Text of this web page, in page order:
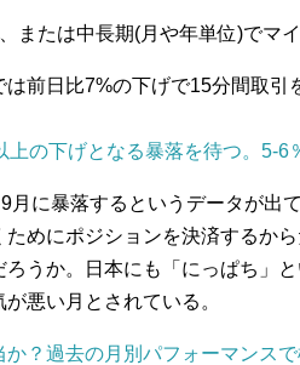
または中長期(月や年単位)でマ
前日比7%の下げで15分間取
の下げとなる暴落を待つ。5-6
月に暴落するというデータが出
めにポジションを決済するか
ろうか。日本にも「にっぱち」
悪い月とされている。
か？過去の月別パフォーマンス